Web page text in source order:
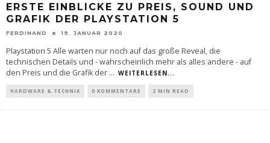
ERSTE EINBLICKE ZU PREIS, SOUND UND
GRAFIK DER PLAYSTATION 5
FERDINAND 19. JANUAR 2020
Playstation 5 Alle warten nur noch auf das große Reveal, die
technischen Details und - wahrscheinlich mehr als alles andere - auf
den Preis und die Grafik der ... WEITERLESEN...
HARDWARE & TECHNIK 0 KOMMENTARE 2 MIN READ